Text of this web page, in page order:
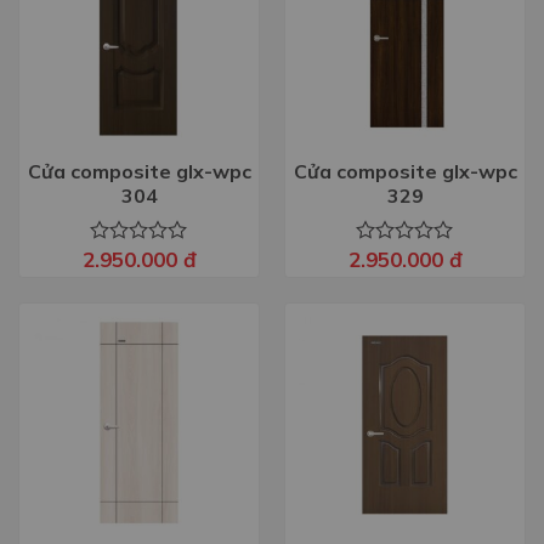
Cửa composite glx-wpc
304
Được
2.950.000 đ
Cửa composite glx-wpc
329
Được
5
2.950.000 đ